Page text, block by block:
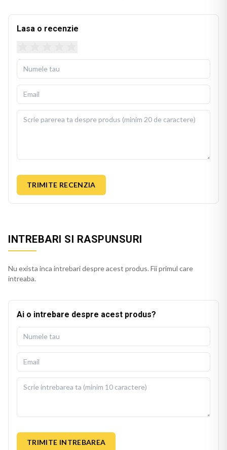
fermoar invizibil pentru scoatere si repunere usoara. Perna
de umplutura este inclusa in pachet, gata de folosit imediat
dupa livrare.
BEKZ este un brand de calitate care asigura culori vii si
detalii fidele ale ilustratiei originale. Imprimarea prin
sublimare garanteaza rezistenta culorilor la spalare si la
Lasa o recenzie
TRIMITE RECENZIA
INTREBARI SI RASPUNSURI
Nu exista inca intrebari despre acest produs. Fii primul care
intreaba.
Ai o intrebare despre acest produs?
TRIMITE INTREBAREA